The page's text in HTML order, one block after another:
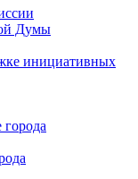
Думы
инициативных